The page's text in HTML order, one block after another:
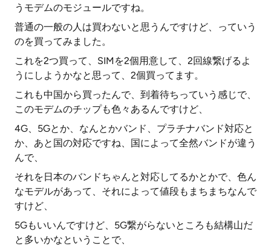
うモデムのモジュールですね。
普通の一般の人は買わないと思うんですけど、っていう
のを買ってみました。
これを2つ買って、SIMを2個用意して、2回線繋げるよ
うにしようかなと思って、2個買ってます。
これも中国から買ったんで、到着待ちっていう感じで、
このモデムのチップも色々あるんですけど、
4G、5Gとか、なんとかバンド、プラチナバンド対応と
か、あと国の対応ですね、国によって全然バンドが違う
んで、
それを日本のバンドちゃんと対応してるかとかで、色ん
なモデルがあって、それによって値段もまちまちなんで
すけど、
5Gもいいんですけど、5G繋がらないところも結構山だ
と多いかなということで、